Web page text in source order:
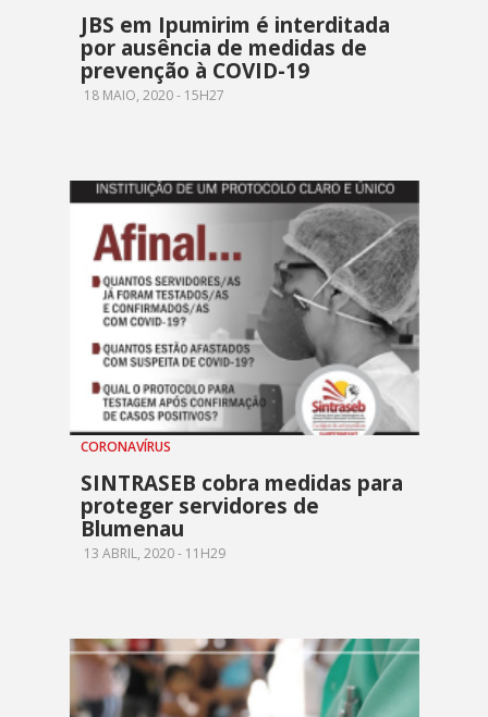
JBS em Ipumirim é interditada
por ausência de medidas de
prevenção à COVID-19
18 MAIO, 2020 - 15H27
CORONAVÍRUS
SINTRASEB cobra medidas para
proteger servidores de
Blumenau
13 ABRIL, 2020 - 11H29